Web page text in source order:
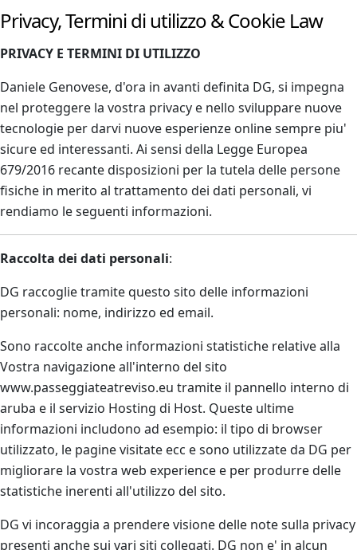
Privacy, Termini di utilizzo & Cookie Law
PRIVACY E TERMINI DI UTILIZZO
Daniele Genovese, d'ora in avanti definita DG, si impegna
nel proteggere la vostra privacy e nello sviluppare nuove
tecnologie per darvi nuove esperienze online sempre piu'
sicure ed interessanti. Ai sensi della Legge Europea
679/2016 recante disposizioni per la tutela delle persone
fisiche in merito al trattamento dei dati personali, vi
rendiamo le seguenti informazioni.
Raccolta dei dati personali:
DG raccoglie tramite questo sito delle informazioni
personali: nome, indirizzo ed email.
Sono raccolte anche informazioni statistiche relative alla
Vostra navigazione all'interno del sito
www.passeggiateatreviso.eu tramite il pannello interno di
aruba e il servizio Hosting di Host. Queste ultime
informazioni includono ad esempio: il tipo di browser
utilizzato, le pagine visitate ecc e sono utilizzate da DG per
migliorare la vostra web experience e per produrre delle
statistiche inerenti all'utilizzo del sito.
DG vi incoraggia a prendere visione delle note sulla privacy
presenti anche sui vari siti collegati. DG non e' in alcun